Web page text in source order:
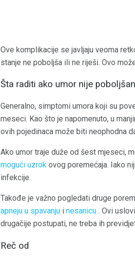
Ove komplikacije se javljaju veoma
stanje ne poboljša ili ne riješi. Ovo
Šta raditi ako umor nije poboljšan
Generalno, simptomi umora koji su
meseci. Kao što je napomenuto, u
ovih pojedinaca može biti neophodna
Ako umor traje duže od šest mjeseci,
mogući uzrok ovog poremećaja. Iako
infekcije.
Takođe je važno pogledati druge
apneju u spavanju i nesanicu . Ovi
drugačije postupati, ne treba ih
Reč od